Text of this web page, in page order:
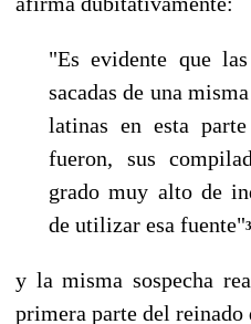
"Es evidente que
sacadas de una
latinas en esta
fueron, sus
grado muy alto de
de utilizar esa fuente"
y la misma sospecha
primera parte del reinado